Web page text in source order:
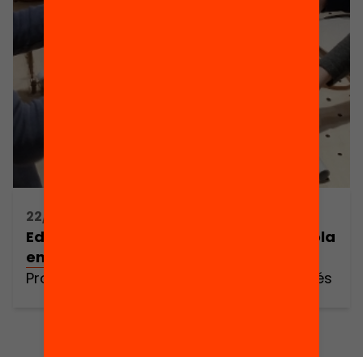
22/04/2016 16:00h - 18:00h
Educació Maker: com convertim l’escola
en un laboratori de creació?
Programació, robòtica, arts & crafts i més